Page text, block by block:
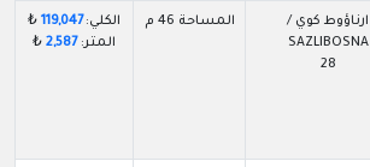
ارناؤوط كوي /
SAZLIBOSNA
28
المساحة 46 م الكلي:119,047
₺
المتر:2,587
₺